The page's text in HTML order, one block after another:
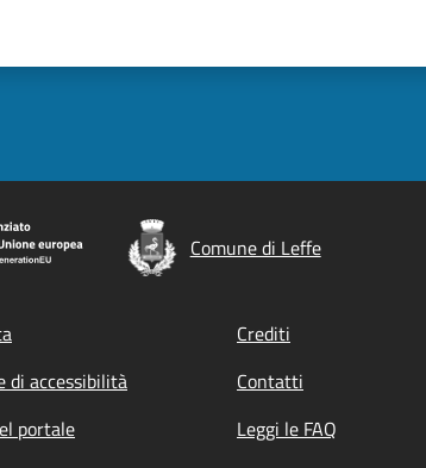
Comune di Leffe
menu Crediti
di accessibilità
Contatti
portale
Leggi le FAQ